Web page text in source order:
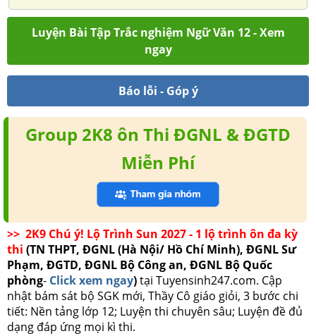
Luyện Bài Tập Trắc nghiệm Ngữ Văn 12 - Xem
ngay
Báo lỗi - Góp ý
Group 2K8 ôn Thi ĐGNL & ĐGTD
Miễn Phí
>> 2K9 Chú ý! Lộ Trình Sun 2027 - 1 lộ trình ôn đa kỳ
thi (TN THPT, ĐGNL (Hà Nội/ Hồ Chí Minh), ĐGNL Sư
Phạm, ĐGTD, ĐGNL Bộ Công an, ĐGNL Bộ Quốc
phòng- Click xem ngay)tại Tuyensinh247.com. Cập
nhật bám sát bộ SGK mới, Thầy Cô giáo giỏi, 3 bước chi
tiết: Nền tảng lớp 12; Luyện thi chuyên sâu; Luyện đề đủ
dạng đáp ứng mọi kì thi.